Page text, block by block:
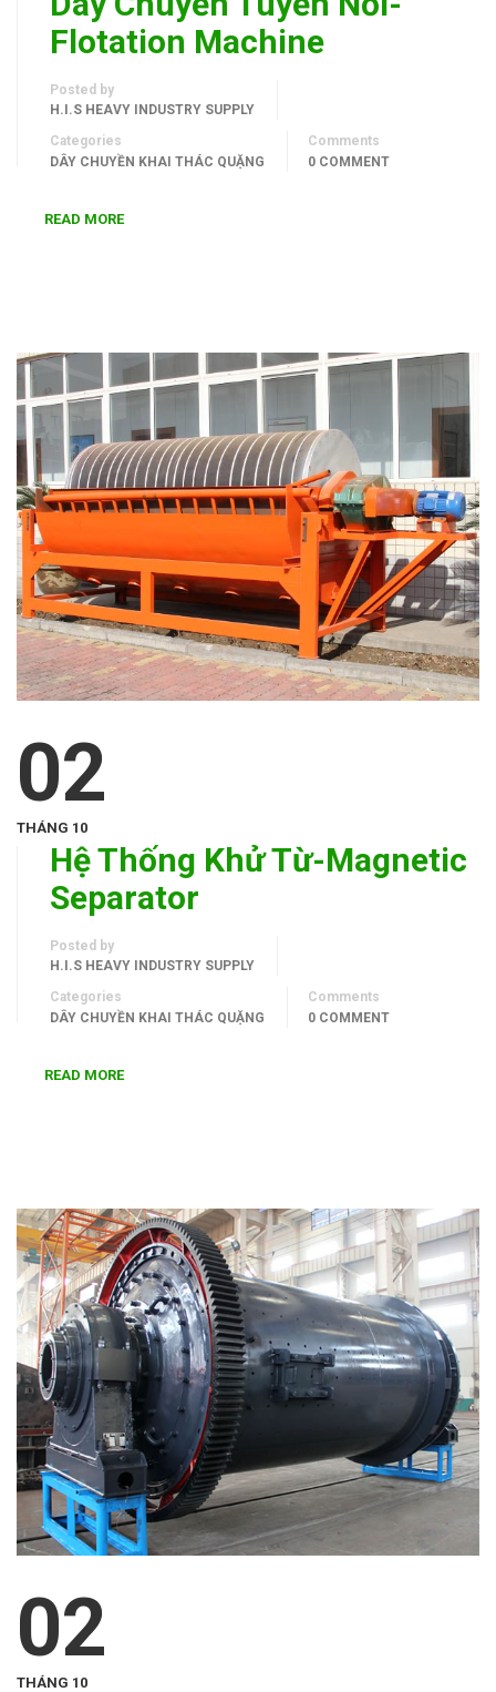
Flotation Machine
Posted by
H.I.S HEAVY INDUSTRY SUPPLY
Categories
DÂY CHUYỀN KHAI THÁC QUẶNG
Comments
0 COMMENT
READ MORE
02
THÁNG 10
Hệ Thống Khử Từ-Magnetic
Separator
Posted by
H.I.S HEAVY INDUSTRY SUPPLY
Categories
DÂY CHUYỀN KHAI THÁC QUẶNG
Comments
0 COMMENT
READ MORE
02
THÁNG 10